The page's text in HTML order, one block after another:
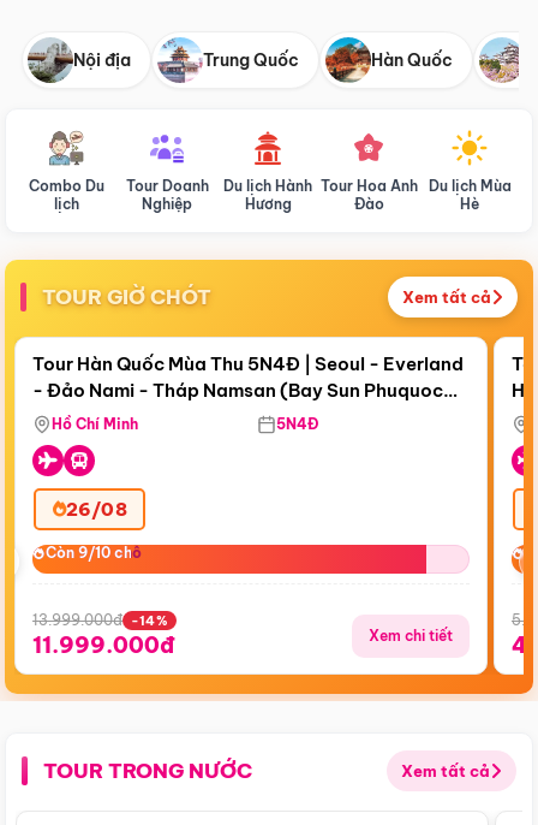
Nội địa Trung Quốc Hàn Quốc
Combo Du
lịch
Tour Doanh
Nghiệp
Du lịch Hành
Hương
Tour Hoa Anh
Đào
Du lịch Mùa
Hè
TOUR GIỜ CHÓT Xem tất cả
Còn17 ngày 17:50:09
Bay Sun Phuquoc Airways
Điểm nổi bật
Tour Hàn Quốc Mùa Thu 5N4Đ | Seoul - Everland
- Đảo Nami - Tháp Namsan (Bay Sun Phuquoc
Airways)
Hồ Chí Minh 5N4Đ
26/08
Còn 9/10 chỗ
Còn 9/10 chỗ
13.999.000đ -14%
11.999.000đ Xem chi tiết
TOUR TRONG NƯỚC Xem tất cả
Điểm nổi bật